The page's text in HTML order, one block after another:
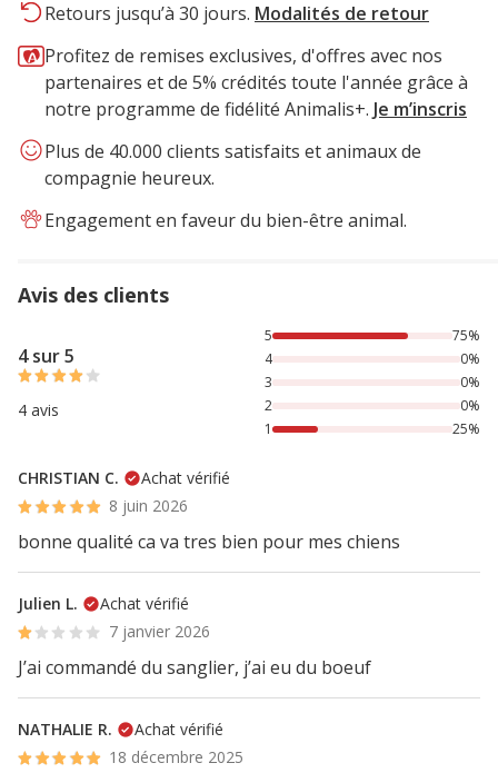
Retours jusqu’à 30 jours. Modalités de retour
Profitez de remises exclusives, d'offres avec nos
partenaires et de 5% crédités toute l'année grâce à
notre programme de fidélité Animalis+. Je m’inscris
Plus de 40.000 clients satisfaits et animaux de
compagnie heureux.
Engagement en faveur du bien-être animal.
Avis des clients
4 sur 5
4 avis
75% des personnes lont noté avec {1} étoiles, 25% des
5
75%
4
0%
3
0%
2
0%
1
25%
CHRISTIAN C.
Achat vérifié
8 juin 2026
bonne qualité ca va tres bien pour mes chiens
Julien L.
Achat vérifié
7 janvier 2026
J’ai commandé du sanglier, j’ai eu du boeuf
NATHALIE R.
Achat vérifié
18 décembre 2025